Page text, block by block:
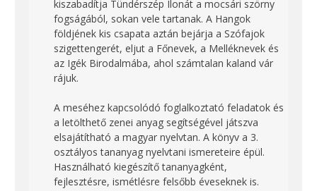
kiszabadítja Tündérszép Ilonát a mocsári szörny
fogságából, sokan vele tartanak. A Hangok
földjének kis csapata aztán bejárja a Szófajok
szigettengerét, eljut a Főnevek, a Melléknevek és
az Igék Birodalmába, ahol számtalan kaland vár
rájuk.
A meséhez kapcsolódó foglalkoztató feladatok és
a letölthető zenei anyag segítségével játszva
elsajátítható a magyar nyelvtan. A könyv a 3.
osztályos tananyag nyelvtani ismereteire épül.
Használható kiegészítő tananyagként,
fejlesztésre, ismétlésre felsőbb éveseknek is.